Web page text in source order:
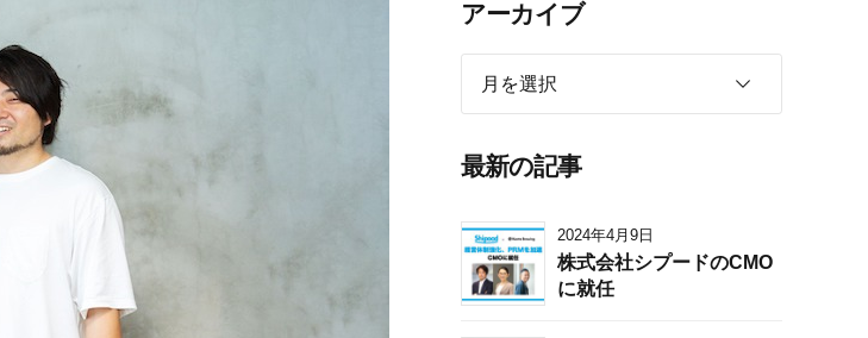
アーカイブ
月を選択
最新の記事
2024年4月9日
株式会社シプードのCMO
に就任